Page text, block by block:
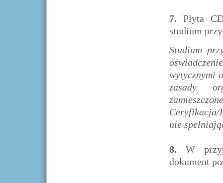
7. Płyta
studium
Studium
wytycznymi
zasady
nie
8. W
dokument